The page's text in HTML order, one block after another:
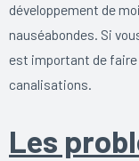
développement de
nauséabondes. Si
est important de faire
canalisations.
Les